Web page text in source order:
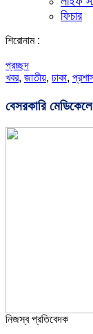
ফিচার
শিরোনাম :
প্রচ্ছদ
খবর, জাতীয়, ঢাকা,
বেসরকারি
নিজস্ব প্রতিবেদক